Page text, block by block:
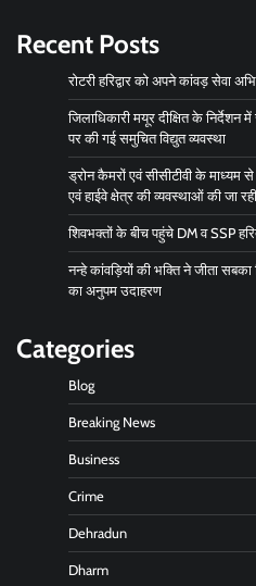
Recent Posts
रोटरी हरिद्वार को अपने कांवड़ सेवा
जिलाधिकारी मयूर दीक्षित के निर्देशन
पर की गई समुचित विद्युत व्यवस्था
ड्रोन कैमरों एवं सीसीटीवी के माध्यम से
एवं हाईवे क्षेत्र की व्यवस्थाओं की जा
शिवभक्तों के बीच पहुंचे DM व SSP
नन्हे कांवड़ियों की भक्ति ने जीता
का अनुपम उदाहरण
Categories
Blog
Breaking News
Business
Crime
Dehradun
Dharm